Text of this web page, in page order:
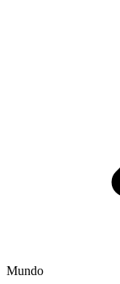
Mundo